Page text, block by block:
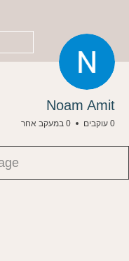
Noam Amit
0 עוקבים 0 במעקב אחר